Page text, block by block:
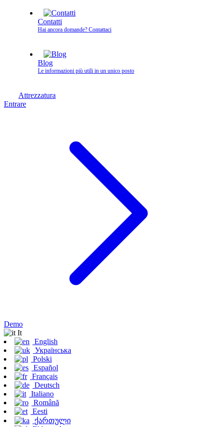
Contatti
Hai ancora domande? Contattaci
Blog
Le informazioni più utili in un unico posto
Attrezzatura
Entrare
Demo
It
English
Українська
Polski
Español
Français
Deutsch
Italiano
Română
Eesti
ქართული